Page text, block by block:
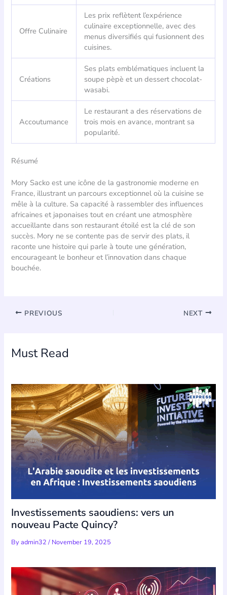
Offre Culinaire
Les prix reflètent l’expérience
culinaire exceptionnelle, avec des
menus diversifiés qui fusionnent des
cuisines.
Créations
Ses plats emblématiques incluent la
soupe pèpè et un dessert chocolat-
wasabi.
Accoutumance
Le restaurant a des réservations de
trois mois en avance, montrant sa
popularité.
Résumé
Mory Sacko est une icône de la gastronomie moderne en
France, illustrant un parcours exceptionnel où la cuisine se
mêle à la culture. Sa capacité à rassembler des influences
africaines et japonaises tout en créant une atmosphère
accueillante dans son restaurant étoilé est la clé de son
succès. Mory ne se contente pas de servir des plats, il
raconte une histoire qui parle à toute une génération,
encourageant le bonheur et l’innovation dans chaque
bouchée.
PREVIOUS NEXT
Must Read
Investissements saoudiens: vers un
nouveau Pacte Quincy?
Byadmin32/ November 19, 2025